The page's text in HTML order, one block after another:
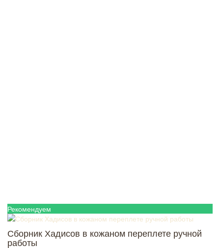
Рекомендуем
Сборник Хадисов в кожаном переплете ручной
работы